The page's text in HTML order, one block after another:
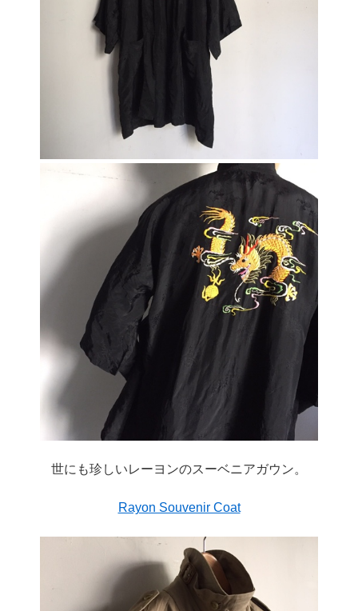
世にも珍しいレーヨンのスーベニアガウン。
Rayon Souvenir Coat